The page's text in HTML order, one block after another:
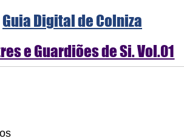
Guia Digital de Colniza
e Guardiões de Si. Vol.01